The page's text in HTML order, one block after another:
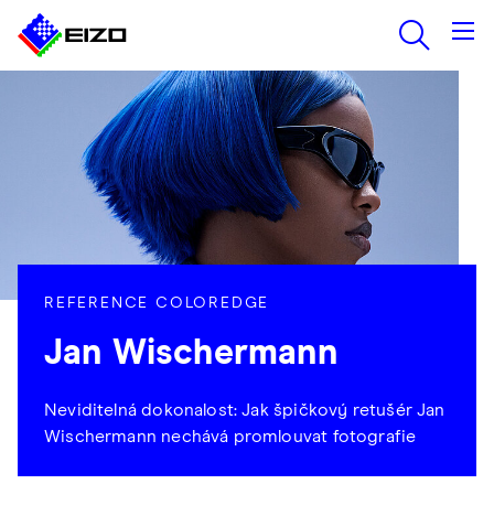
REFERENCE COLOREDGE
Jan Wischermann
Neviditelná dokonalost: Jak špičkový retušér Jan
Wischermann nechává promlouvat fotografie